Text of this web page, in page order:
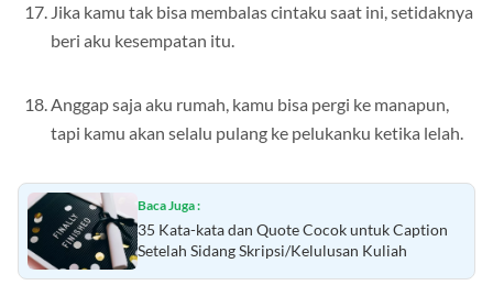
Jika kamu tak bisa membalas cintaku saat ini, setidaknya
beri aku kesempatan itu.
Anggap saja aku rumah, kamu bisa pergi ke manapun,
tapi kamu akan selalu pulang ke pelukanku ketika lelah.
Baca Juga :
35 Kata-kata dan Quote Cocok untuk Caption
Setelah Sidang Skripsi/Kelulusan Kuliah